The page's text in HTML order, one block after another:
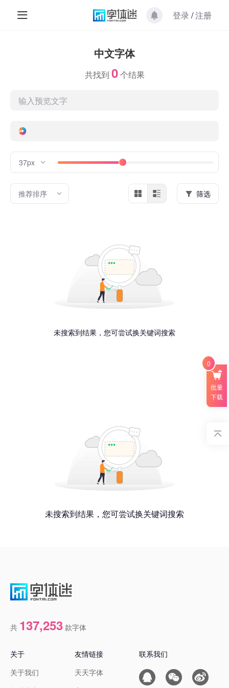
登录 /注册
中文字体
共找到 0个结果
推荐排序
37px
筛选
未搜索到结果，您可尝试换关键词搜索
未搜索到结果，您可尝试换关键词搜索
共 137,253 款字体
关于
关于我们
友情链接
天天字体
联系我们
批量
下载
0